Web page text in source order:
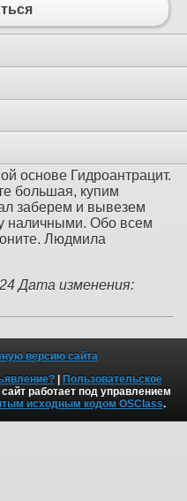
основе Гидроантрацит.
большая, купим
заберем и вывезем
наличными. Обо всем
Людмила
Дата изменения:
версию сайта
| Пользовательское
сайт работает под управлением
исходным кодом OSClass.